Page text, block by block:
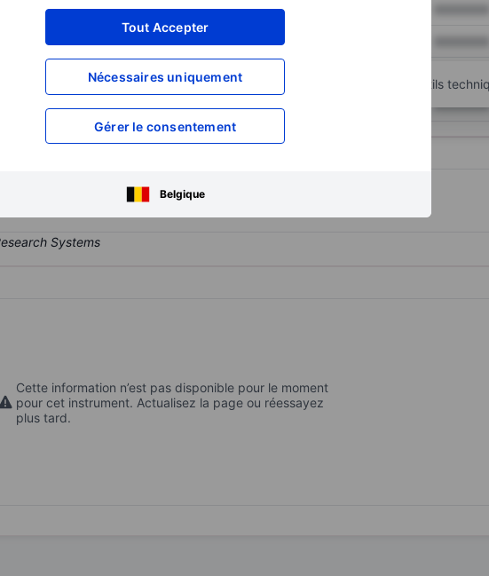
Tout Accepter
Nécessaires uniquement
Gérer le consentement
Belgique
XXXXXXX
XXXXXXX
XXXXXXX
Ouvrir un compte pour accéder à d’autres outils
Cette information n’est pas disponible pour le moment
pour cet instrument. Actualisez la page ou réessayez
plus tard.